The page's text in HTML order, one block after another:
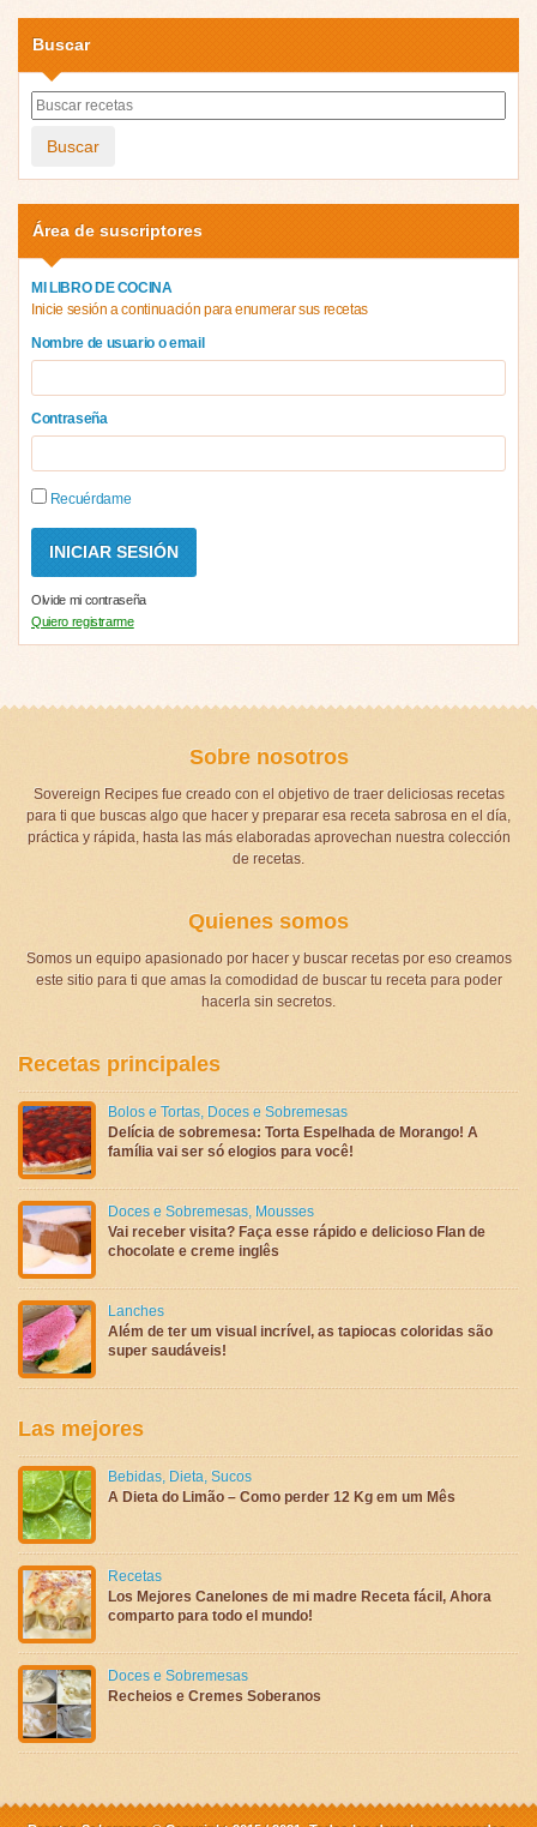
Buscar
Buscar
Área de suscriptores
MI LIBRO DE COCINA
Inicie sesión a continuación para enumerar sus recetas
Nombre de usuario o email
Contraseña
Recuérdame
Olvide mi contraseña
Quiero registrarme
Sobre nosotros
Sovereign Recipes fue creado con el objetivo de traer deliciosas recetas
para ti que buscas algo que hacer y preparar esa receta sabrosa en el día,
práctica y rápida, hasta las más elaboradas aprovechan nuestra colección
de recetas.
Quienes somos
Somos un equipo apasionado por hacer y buscar recetas por eso creamos
este sitio para ti que amas la comodidad de buscar tu receta para poder
hacerla sin secretos.
Recetas principales
Bolos e Tortas, Doces e Sobremesas
Delícia de sobremesa: Torta Espelhada de Morango! A
família vai ser só elogios para você!
Doces e Sobremesas, Mousses
Vai receber visita? Faça esse rápido e delicioso Flan de
chocolate e creme inglês
Lanches
Além de ter um visual incrível, as tapiocas coloridas são
super saudáveis!
Las mejores
Bebidas, Dieta, Sucos
A Dieta do Limão – Como perder 12 Kg em um Mês
Recetas
Los Mejores Canelones de mi madre Receta fácil, Ahora
comparto para todo el mundo!
Doces e Sobremesas
Recheios e Cremes Soberanos